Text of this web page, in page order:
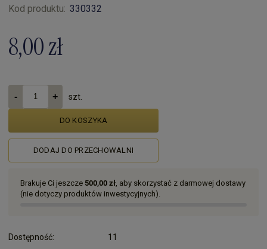
Kod produktu: 330332
8,00 zł
szt.
DO KOSZYKA
DODAJ DO PRZECHOWALNI
Brakuje Ci jeszcze 500,00 zł , aby skorzystać z darmowej dostawy
(nie dotyczy produktów inwestycyjnych).
Dostępność:
11